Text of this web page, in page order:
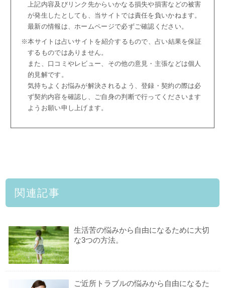
上記内容及びリンク先からいかなる損失や損害などの被害
が発生したとしても、当サイトでは責任を負いかねます。
最新の情報は、ホームページで必ずご確認ください。
※本サイトは占いサイトを紹介するもので、占い結果を保証
するものではありません。
また、口コミやレビュー、その他の意見・主張などは個人
的見解です。
気持ちよくお悩みが解決されるよう、登録・契約の際は必
ず契約内容を確認し、ご自身の判断で行ってくださいます
ようお願い申し上げます。
関連記事
生活苦の悩みから自由になるために大切
な3つの方法。
ご近所トラブルの悩みから自由になるた